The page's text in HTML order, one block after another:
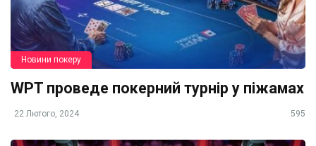
Новини покеру
WPT проведе покерний турнір у піжамах
22 Лютого, 2024 595